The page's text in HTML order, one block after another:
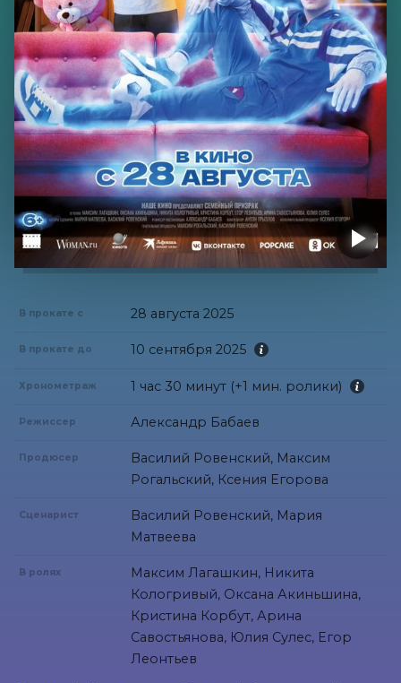
В прокате с 28 августа 2025
В прокате до 10 сентября 2025
Хронометраж 1 час 30 минут (+1 мин. ролики)
Режиссер Александр Бабаев
Продюсер
Василий Ровенский, Максим
Рогальский, Ксения Егорова
Сценарист
Василий Ровенский, Мария
Матвеева
В ролях
Максим Лагашкин, Никита
Кологривый, Оксана Акиньшина,
Кристина Корбут, Арина
Савостьянова, Юлия Сулес, Егор
Леонтьев